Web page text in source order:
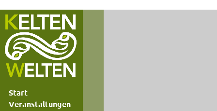
Start
Veranstaltungen